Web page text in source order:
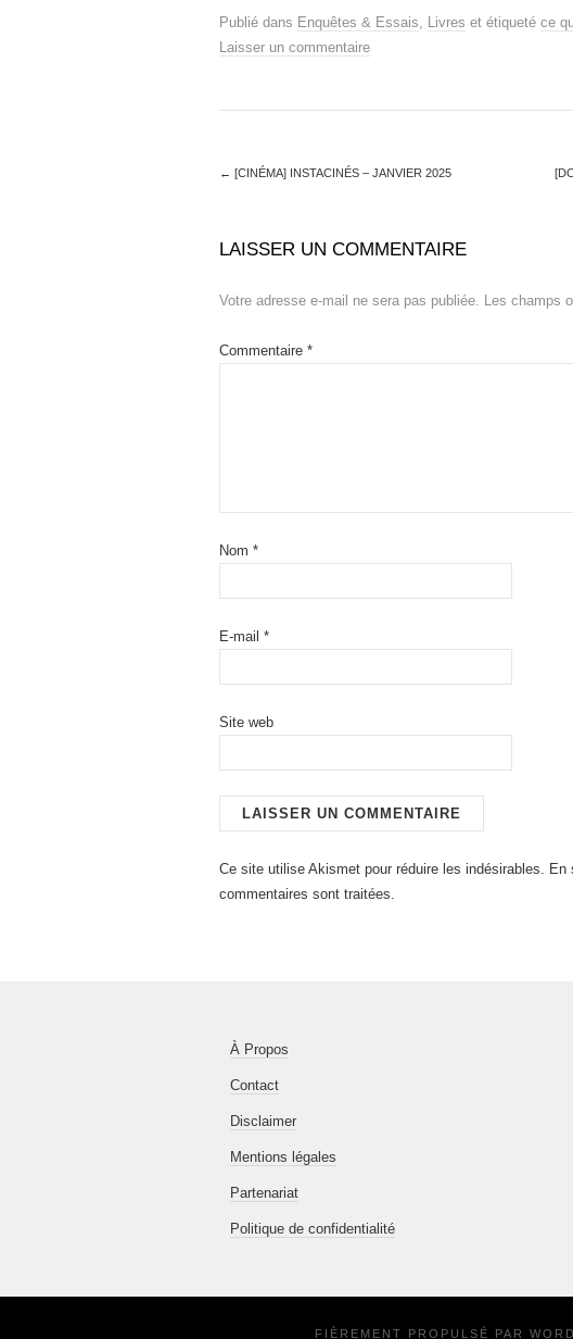
Publié dans Enquêtes & Essais Livres et étiqueté ce
Laisser un commentaire
← [CINÉMA] INSTACINÉS – JANVIER 2025
LAISSER UN COMMENTAIRE
Votre adresse e-mail ne sera pas publiée. Les champs
Commentaire *
Nom *
E-mail *
Site web
Ce site utilise Akismet pour réduire les indésirables.
En
commentaires sont traitées
À Propos
Contact
Disclaimer
Mentions légales
Partenariat
Politique de confidentialité
FIÈREMENT PROPULSÉ PAR